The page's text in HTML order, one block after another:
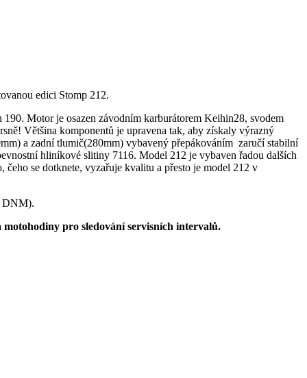
edici Stomp 212.
Motor je osazen závodním karburátorem Keihin28, svodem
Většina komponentů je upravena tak, aby získaly výrazný
a zadní tlumič(280mm) vybavený přepákováním zaručí stabilní
hliníkové slitiny 7116. Model 212 je vybaven řadou dalších
se dotknete, vyzařuje kvalitu a přesto je model 212 v
DNM).
pro sledování servisních intervalů.